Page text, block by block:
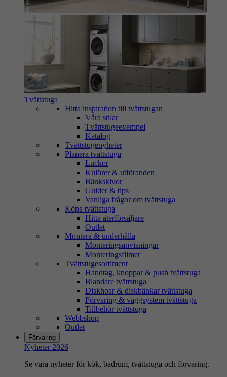
Tvättstuga
Hitta inspiration till tvättstugan
Våra stilar
Tvättstugeexempel
Katalog
Tvättstugenyheter
Planera tvättstuga
Luckor
Kulörer & utföranden
Bänkskivor
Guider & tips
Vanliga frågor om tvättstuga
Köpa tvättstuga
Hitta återförsäljare
Outlet
Montera & underhålla
Monteringsanvisningar
Monteringsfilmer
Tvättstugesortiment
Handtag, knoppar & push tvättstuga
Blandare tvättstuga
Diskhoar & diskbänkar tvättstuga
Förvaring & väggsystem tvättstuga
Tillbehör tvättstuga
Webbshop
Outlet
Förvaring
Nyheter 2026
Se våra nyheter för kök, badrum, tvättstuga och förvaring.